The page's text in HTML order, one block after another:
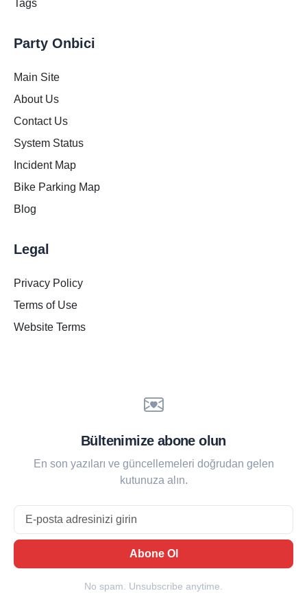
Tags
Party Onbici
Main Site
About Us
Contact Us
System Status
Incident Map
Bike Parking Map
Blog
Legal
Privacy Policy
Terms of Use
Website Terms
Bültenimize abone olun
En son yazıları ve güncellemeleri doğrudan gelen
kutunuza alın.
Abone Ol
No spam. Unsubscribe anytime.